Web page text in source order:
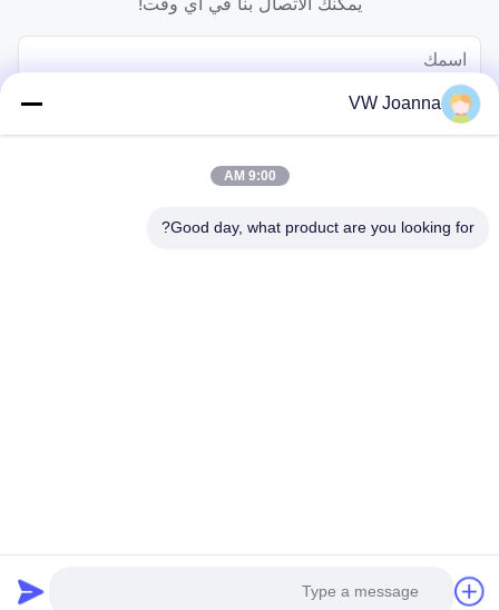
© 2026 Visual World Co., Ltd.. All Rights Reserved.
VW Joanna
9:00 AM
Good day, what product are you looking for?